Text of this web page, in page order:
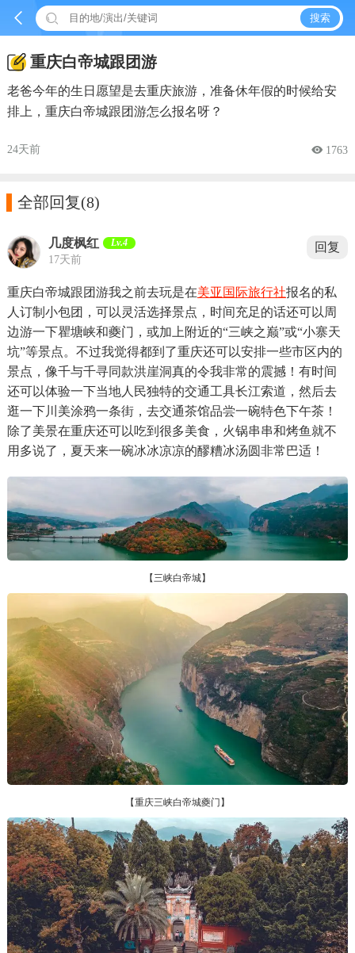
  搜索
重庆白帝城跟团游
老爸今年的生日愿望是去重庆旅游，准备休年假的时候给安
排上，重庆白帝城跟团游怎么报名呀？
24天前  1763
全部回复(8)
几度枫红 Lv.4
17天前
回复
重庆白帝城跟团游我之前去玩是在美亚国际旅行社报名的私
人订制小包团，可以灵活选择景点，时间充足的话还可以周
边游一下瞿塘峡和夔门，或加上附近的“三峡之巅”或“小寨天
坑”等景点。不过我觉得都到了重庆还可以安排一些市区内的
景点，像千与千寻同款洪崖洞真的令我非常的震撼！有时间
还可以体验一下当地人民独特的交通工具长江索道，然后去
逛一下川美涂鸦一条街，去交通茶馆品尝一碗特色下午茶！
除了美景在重庆还可以吃到很多美食，火锅串串和烤鱼就不
用多说了，夏天来一碗冰冰凉凉的醪糟冰汤圆非常巴适！
【三峡白帝城】
【重庆三峡白帝城夔门】